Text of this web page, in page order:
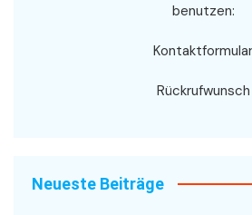
benutzen:
Kontaktformular
Rückrufwunsch
Neueste Beiträge